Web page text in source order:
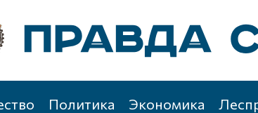
Политика Экономика